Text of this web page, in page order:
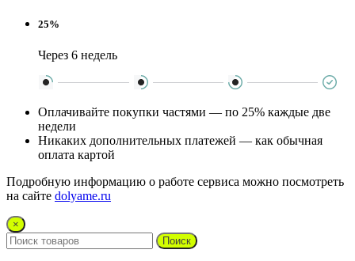
25%
Через 6 недель
Оплачивайте покупки частями — по 25% каждые две
недели
Никаких дополнительных платежей — как обычная
оплата картой
Подробную информацию о работе сервиса можно посмотреть
на сайте dolyame.ru
×
Поиск